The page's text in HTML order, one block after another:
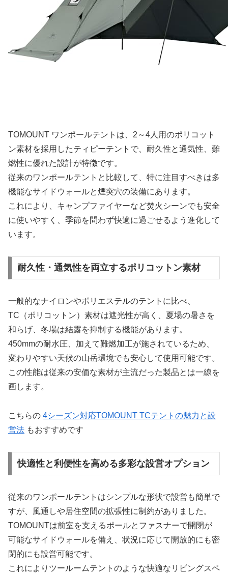
TOMOUNT ワンポールテントは、2～4人用のポリコット
ン素材を採用したティピーテントで、耐久性と通気性、難
燃性に優れた設計が特徴です。
従来のワンポールテントと比較して、特に注目すべきは多
機能なサイドウォールと煙突穴の装備にあります。
これにより、キャンプファイヤーなど焚火シーンでも安全
に使いやすく、季節を問わず快適に過ごせるよう進化して
います。
耐久性・通気性を両立するポリコットン素材
一般的なナイロンやポリエステルのテントに比べ、
TC（ポリコットン）素材は遮光性が高く、夏場の暑さを
和らげ、冬場は結露を抑制する機能があります。
450mmの耐水圧、加えて難燃加工が施されているため、
変わりやすい天候の山岳環境でも安心して使用可能です。
この性能は従来の安価な素材が主流だった製品とは一線を
画します。
こちらの 4シーズン対応TOMOUNT TCテントの魅力と設
営法 もおすすめです
快適性と利便性を高める多彩な設営オプション
従来のワンポールテントはシンプルな形状で設営も簡単で
すが、風通しや居住空間の拡張性に制約がありました。
TOMOUNTは前室を支えるポールとファスナーで開閉が
可能なサイドウォールを備え、状況に応じて開放的にも密
閉的にも設営可能です。
これによりツールームテントのような快適なリビングスペ